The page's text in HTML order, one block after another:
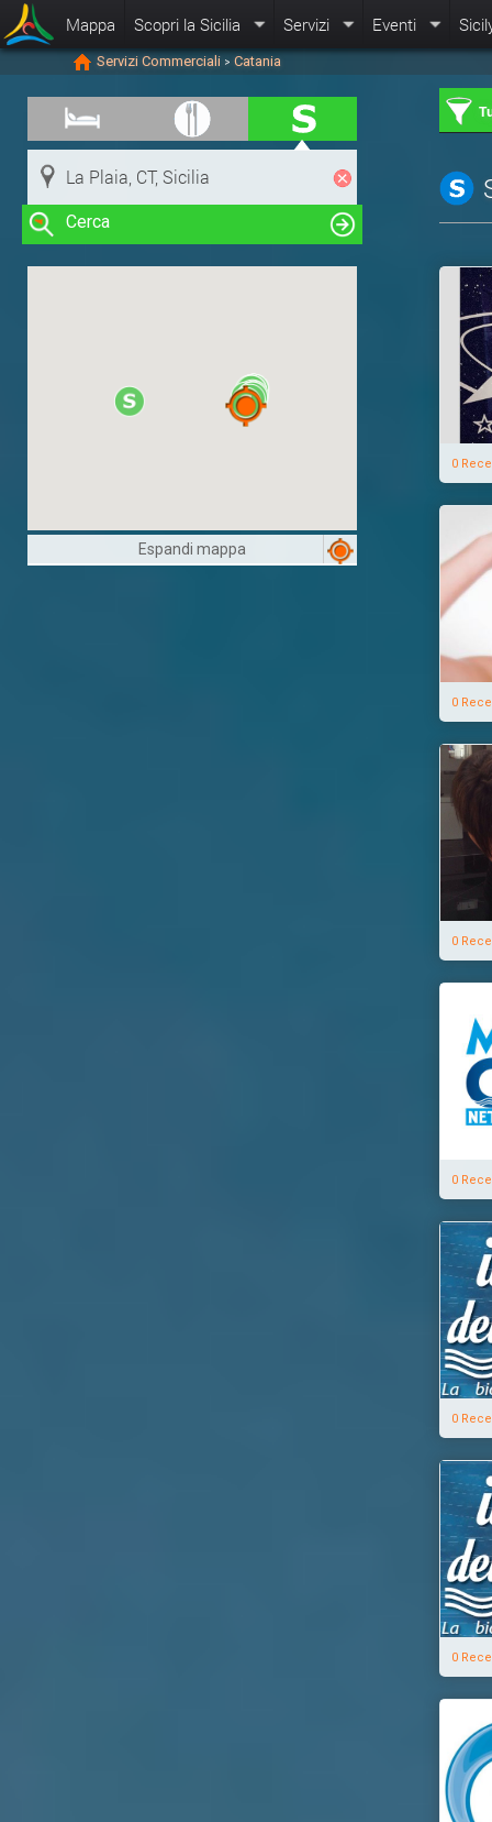
Mappa Scopri la Sicilia Servizi Eventi
Servizi Commerciali > Catania
Cerca
per visualizzare le informazioni
Espandi mappa
0
0
0
0
0
0